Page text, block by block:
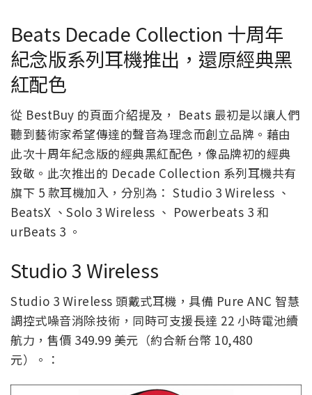
Beats Decade Collection 十周年
紀念版系列耳機推出，還原經典黑
紅配色
從 BestBuy 的頁面介紹提及， Beats 最初是以讓人們
聽到藝術家希望傳達的聲音為理念而創立品牌。藉由
此次十周年紀念版的經典黑紅配色，像品牌初的經典
致敬。此次推出的 Decade Collection 系列耳機共有
旗下 5 款耳機加入，分別為： Studio 3 Wireless 、
BeatsX 、Solo 3 Wireless 、 Powerbeats 3 和
urBeats 3 。
Studio 3 Wireless
Studio 3 Wireless 頭戴式耳機，具備 Pure ANC 智慧
調控式噪音消除技術，同時可支援長達 22 小時電池續
航力，售價 349.99 美元（約合新台幣 10,480
元）。：